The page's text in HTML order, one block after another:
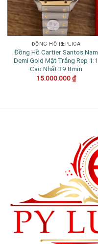
ĐỒNG HỒ REPLICA
Đồng Hồ Cartier Santos Nam
Demi Gold Mặt Trắng Rep 1:1
Cao Nhất 39.8mm
15.000.000₫